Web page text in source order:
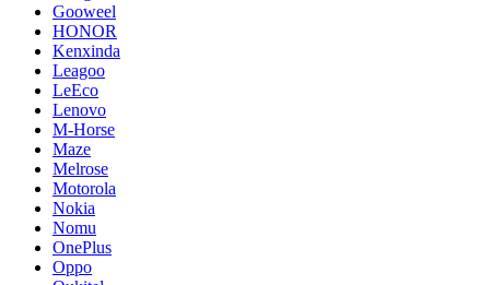
Gooweel
HONOR
Kenxinda
Leagoo
LeEco
Lenovo
M-Horse
Maze
Melrose
Motorola
Nokia
Nomu
OnePlus
Oppo